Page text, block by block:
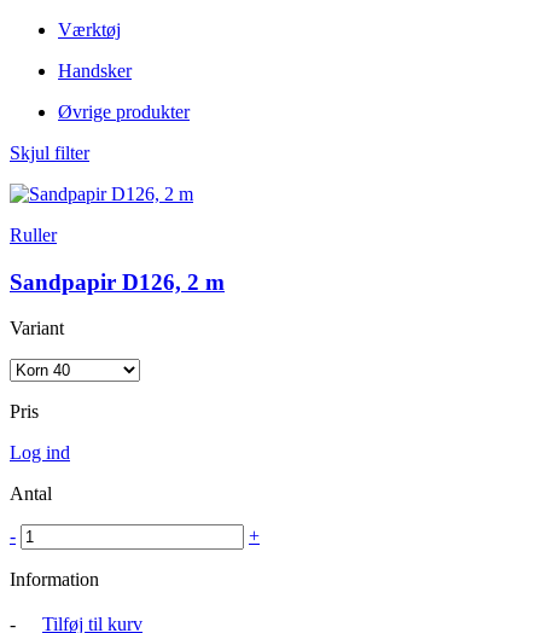
Værktøj
Handsker
Øvrige produkter
Skjul filter
Ruller
Sandpapir D126, 2 m
Variant
Pris
Log ind
Antal
- +
Information
- Tilføj til kurv